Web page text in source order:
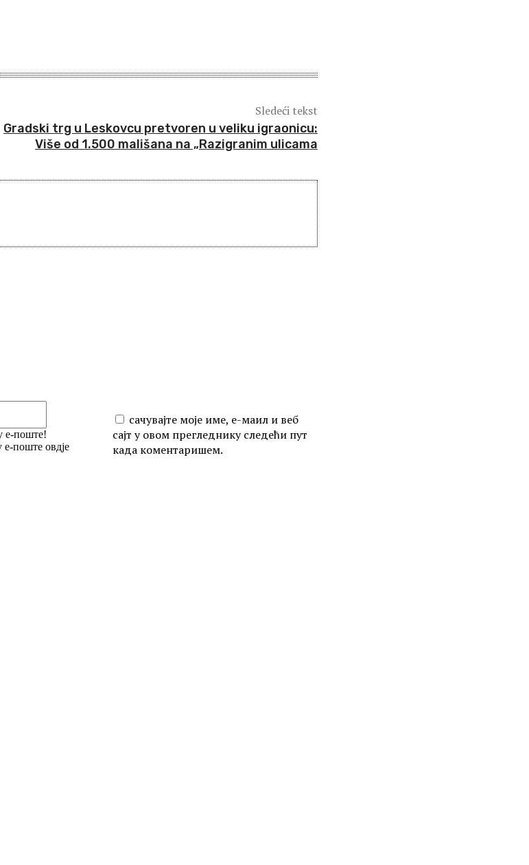
Sledeći tekst
Gradski trg u Leskovcu pretvoren u veliku igraonicu:
Više od 1.500 mališana na „Razigranim ulicama
е-поште!
е-поште овдје
сачувајте моје име, е-маил и веб
сајт у овом прегледнику следећи пут
када коментаришем.